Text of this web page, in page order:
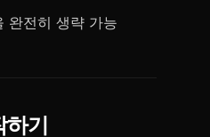
완전히 생략 가능
기